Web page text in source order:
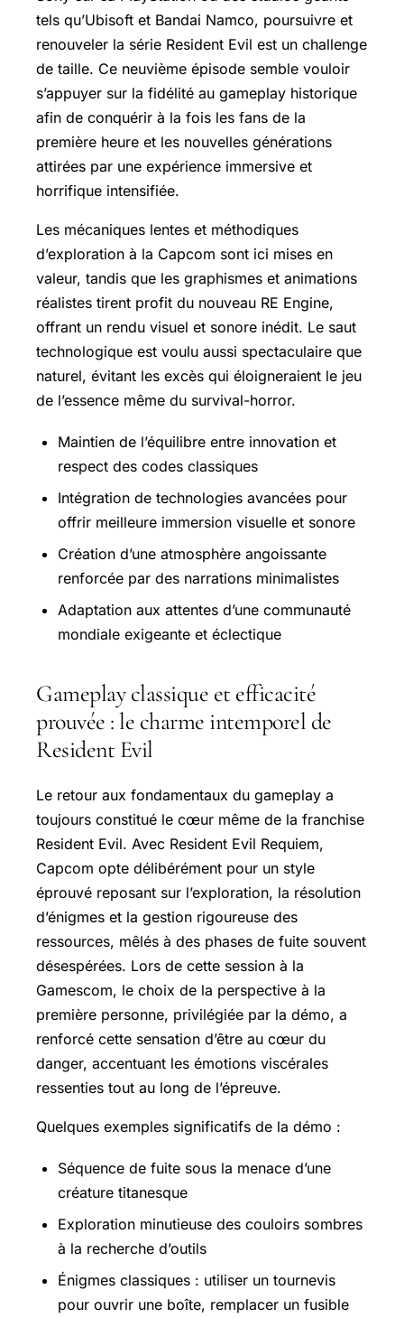
tels qu’Ubisoft et Bandai Namco, poursuivre et
renouveler la série Resident Evil est un challenge
de taille. Ce neuvième épisode semble vouloir
s’appuyer sur la fidélité au gameplay historique
afin de conquérir à la fois les fans de la
première heure et les nouvelles générations
attirées par une expérience immersive et
horrifique intensifiée.
Les mécaniques lentes et méthodiques
d’exploration à la Capcom sont ici mises en
valeur, tandis que les graphismes et animations
réalistes tirent profit du nouveau RE Engine,
offrant un rendu visuel et sonore inédit. Le saut
technologique est voulu aussi spectaculaire que
naturel, évitant les excès qui éloigneraient le jeu
de l’essence même du survival-horror.
Maintien de l’équilibre entre innovation et
respect des codes classiques
Intégration de technologies avancées pour
offrir meilleure immersion visuelle et sonore
Création d’une atmosphère angoissante
renforcée par des narrations minimalistes
Adaptation aux attentes d’une communauté
mondiale exigeante et éclectique
Gameplay classique et efficacité
prouvée : le charme intemporel de
Resident Evil
Le retour aux fondamentaux du gameplay a
toujours constitué le cœur même de la franchise
Resident Evil. Avec Resident Evil Requiem,
Capcom opte délibérément pour un style
éprouvé reposant sur l’exploration, la résolution
d’énigmes et la gestion rigoureuse des
ressources, mêlés à des phases de fuite souvent
désespérées. Lors de cette session à la
Gamescom, le choix de la perspective à la
première personne, privilégiée par la démo, a
renforcé cette sensation d’être au cœur du
danger, accentuant les émotions viscérales
ressenties tout au long de l’épreuve.
Quelques exemples significatifs de la démo :
Séquence de fuite sous la menace d’une
créature titanesque
Exploration minutieuse des couloirs sombres
à la recherche d’outils
Énigmes classiques : utiliser un tournevis
pour ouvrir une boîte, remplacer un fusible